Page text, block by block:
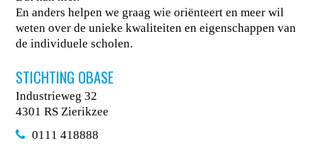
En anders helpen we graag wie oriënteert en meer wil
weten over de unieke kwaliteiten en eigenschappen van
de individuele scholen.
STICHTING OBASE
Industrieweg 32
4301 RS Zierikzee
0111 418888